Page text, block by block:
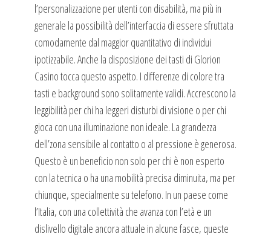
l’personalizzazione per utenti con disabilità, ma più in
generale la possibilità dell’interfaccia di essere sfruttata
comodamente dal maggior quantitativo di individui
ipotizzabile. Anche la disposizione dei tasti di Glorion
Casino tocca questo aspetto. I differenze di colore tra
tasti e background sono solitamente validi. Accrescono la
leggibilità per chi ha leggeri disturbi di visione o per chi
gioca con una illuminazione non ideale. La grandezza
dell’zona sensibile al contatto o al pressione è generosa.
Questo è un beneficio non solo per chi è non esperto
con la tecnica o ha una mobilità precisa diminuita, ma per
chiunque, specialmente su telefono. In un paese come
l’Italia, con una collettività che avanza con l’età e un
dislivello digitale ancora attuale in alcune fasce, queste